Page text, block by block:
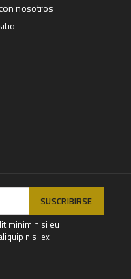
nosotros
minim nisi eu
nisi ex